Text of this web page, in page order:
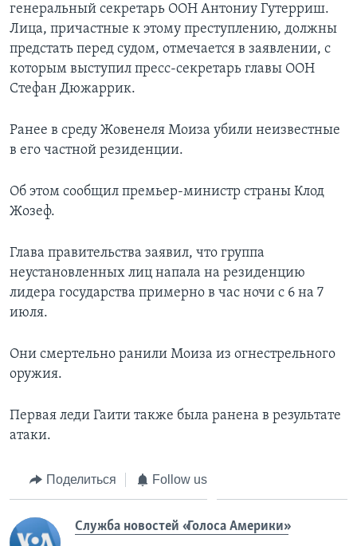
генеральный секретарь ООН Антониу Гутерриш.
Лица, причастные к этому преступлению, должны
предстать перед судом, отмечается в заявлении, с
которым выступил пресс-секретарь главы ООН
Стефан Дюжаррик.
Ранее в среду Жовенеля Моиза убили неизвестные
в его частной резиденции.
Об этом сообщил премьер-министр страны Клод
Жозеф.
Глава правительства заявил, что группа
неустановленных лиц напала на резиденцию
лидера государства примерно в час ночи с 6 на 7
июля.
Они смертельно ранили Моиза из огнестрельного
оружия.
Первая леди Гаити также была ранена в результате
атаки.
Поделиться Follow us
Служба новостей «Голоса Америки»